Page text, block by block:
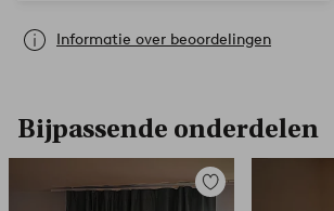
Informatie over beoordelingen
Bijpassende onderdelen
Toevoegen